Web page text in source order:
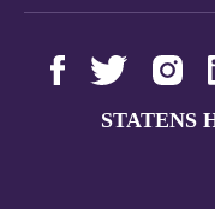
STATENS